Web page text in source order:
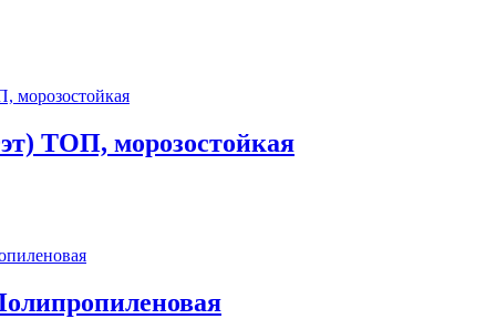
ТОП, морозостойкая